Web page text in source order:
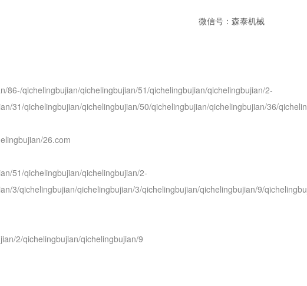
86-/qichelingbujian/qichelingbujian/51/qichelingbujian/qichelingbujian/2-
31/qichelingbujian/qichelingbujian/50/qichelingbujian/qichelingbujian/36/
26.com
51/qichelingbujian/qichelingbujian/2-
3/qichelingbujian/qichelingbujian/3/qichelingbujian/qichelingbujian/9/
2/qichelingbujian/qichelingbujian/9
微信号：森泰机械